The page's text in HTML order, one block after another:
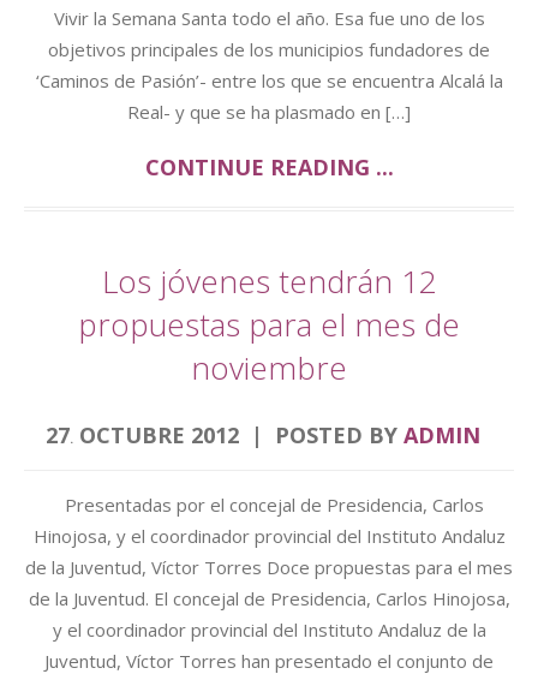
Vivir la Semana Santa todo el año. Esa fue uno de los
objetivos principales de los municipios fundadores de
‘Caminos de Pasión’- entre los que se encuentra Alcalá la
Real- y que se ha plasmado en […]
CONTINUE READING ...
Los jóvenes tendrán 12
propuestas para el mes de
noviembre
27. OCTUBRE 2012 POSTED BY ADMIN
Presentadas por el concejal de Presidencia, Carlos
Hinojosa, y el coordinador provincial del Instituto Andaluz
de la Juventud, Víctor Torres Doce propuestas para el mes
de la Juventud. El concejal de Presidencia, Carlos Hinojosa,
y el coordinador provincial del Instituto Andaluz de la
Juventud, Víctor Torres han presentado el conjunto de